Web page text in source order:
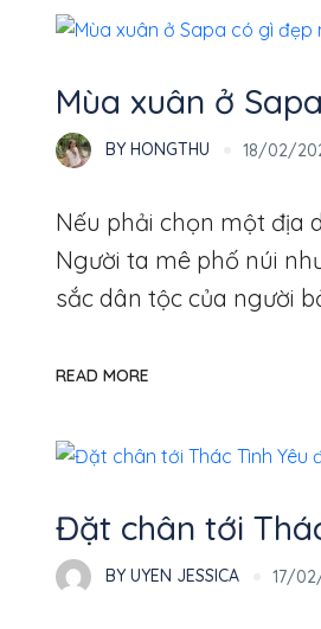
Mùa xuân ở
BY HONGTHU 18/02/
Nếu phải chọn một địa
Người ta mê phố núi
sắc dân tộc của người
READ MORE
Đặt chân tới
BY UYEN JESSICA 17/